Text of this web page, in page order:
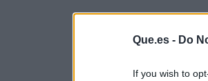
Que.es - Do
If you wish to